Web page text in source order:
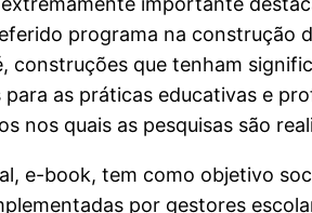
programa na construção
construções que tenham
as práticas educativas e
nos quais as pesquisas são
e-book, tem como objetivo
por gestores